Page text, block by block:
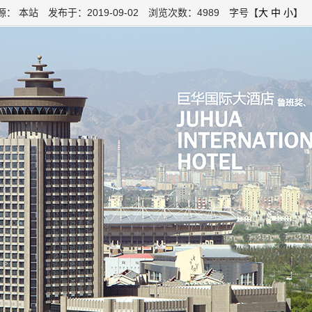
： 本站 发布于：2019-09-02 浏览次数：4989 字号【大 中 小】